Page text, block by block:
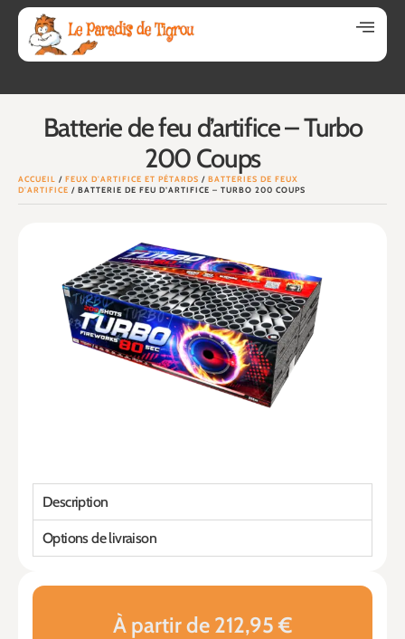
Batterie de feu d’artifice – Turbo
200 Coups
ACCUEIL / FEUX D'ARTIFICE ET PÉTARDS / BATTERIES DE FEUX
D'ARTIFICE / BATTERIE DE FEU D’ARTIFICE – TURBO 200 COUPS
À partir de 212,95 €
Description
Options de livraison